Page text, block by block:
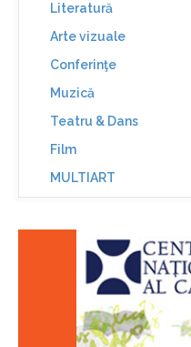
Literatură
Arte vizuale
Conferinţe
Muzică
Teatru & Dans
Film
MULTIART